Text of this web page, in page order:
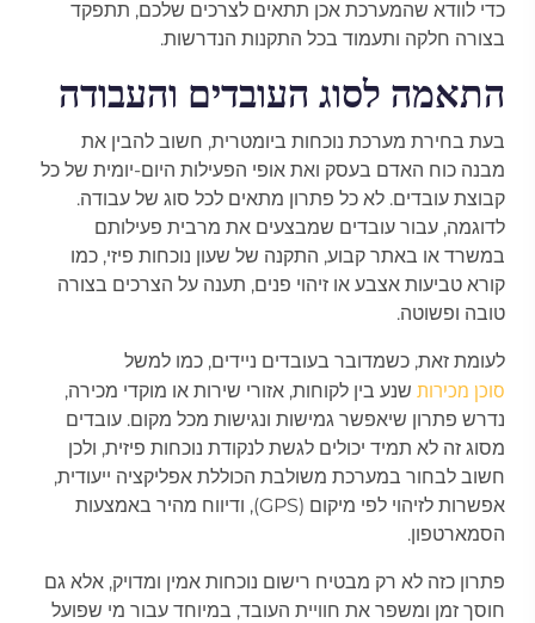
כדי לוודא שהמערכת אכן תתאים לצרכים שלכם, תתפקד
בצורה חלקה ותעמוד בכל התקנות הנדרשות.
התאמה לסוג העובדים והעבודה
בעת בחירת מערכת נוכחות ביומטרית, חשוב להבין את
מבנה כוח האדם בעסק ואת אופי הפעילות היום-יומית של כל
קבוצת עובדים. לא כל פתרון מתאים לכל סוג של עבודה.
לדוגמה, עבור עובדים שמבצעים את מרבית פעילותם
במשרד או באתר קבוע, התקנה של שעון נוכחות פיזי, כמו
קורא טביעות אצבע או זיהוי פנים, תענה על הצרכים בצורה
טובה ופשוטה.
לעומת זאת, כשמדובר בעובדים ניידים, כמו למשל
סוכן מכירות שנע בין לקוחות, אזורי שירות או מוקדי מכירה,
נדרש פתרון שיאפשר גמישות ונגישות מכל מקום. עובדים
מסוג זה לא תמיד יכולים לגשת לנקודת נוכחות פיזית, ולכן
חשוב לבחור במערכת משולבת הכוללת אפליקציה ייעודית,
אפשרות לזיהוי לפי מיקום (GPS), ודיווח מהיר באמצעות
הסמארטפון.
פתרון כזה לא רק מבטיח רישום נוכחות אמין ומדויק, אלא גם
חוסך זמן ומשפר את חוויית העובד, במיוחד עבור מי שפועל